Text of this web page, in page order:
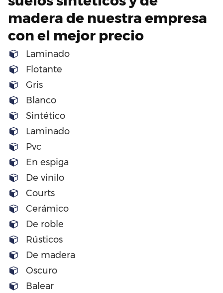
madera de nuestra empresa
con el mejor precio
Laminado
Flotante
Gris
Blanco
Sintético
Laminado
Pvc
En espiga
De vinilo
Courts
Cerámico
De roble
Rústicos
De madera
Oscuro
Balear